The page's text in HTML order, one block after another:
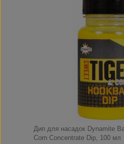
Дип для насадок Dynamite
Corn Concentrate Dip, 100 мл